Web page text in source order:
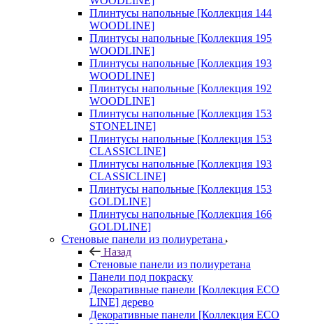
Плинтусы напольные [Коллекция 144
WOODLINE]
Плинтусы напольные [Коллекция 195
WOODLINE]
Плинтусы напольные [Коллекция 193
WOODLINE]
Плинтусы напольные [Коллекция 192
WOODLINE]
Плинтусы напольные [Коллекция 153
STONELINE]
Плинтусы напольные [Коллекция 153
CLASSICLINE]
Плинтусы напольные [Коллекция 193
CLASSICLINE]
Плинтусы напольные [Коллекция 153
GOLDLINE]
Плинтусы напольные [Коллекция 166
GOLDLINE]
Стеновые панели из полиуретана
Назад
Стеновые панели из полиуретана
Панели под покраску
Декоративные панели [Коллекция ECO
LINE] дерево
Декоративные панели [Коллекция ECO